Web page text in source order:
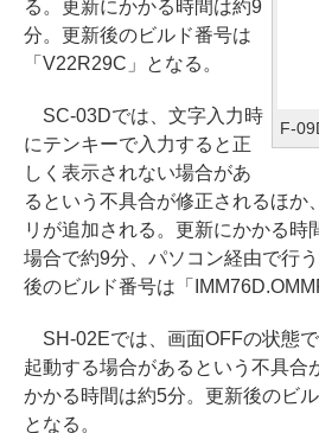
F-
る。更新にかかる時間は約9
分。更新後のビルド番号は
「V22R29C」となる。
SC-03Dでは、文字入力時
にテンキーで入力すると正
しく表示されない場合があ
るという不具合が修正されるほか
リが追加される。更新にかかる時
場合で約9分、パソコン経由で行
後のビルド番号は「
SH-02Eでは、画面OFFの状態
起動する場合があるという不具合
かかる時間は約5分。更新後のビ
となる。